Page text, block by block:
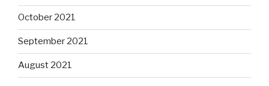
October 2021
September 2021
August 2021